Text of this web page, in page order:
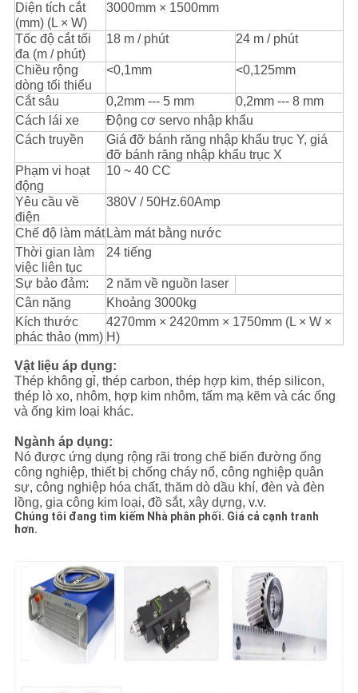
Diện tích cắt
(mm) (L × W)
3000mm × 1500mm
Tốc độ cắt tối
đa (m / phút)
18 m / phút 24 m / phút
Chiều rộng
dòng tối thiểu
<0,1mm <0,125mm
Cắt sâu 0,2mm --- 5 mm
0,2mm --- 8 mm
Cách lái xe
Động cơ servo nhập khẩu
Cách truyền
Giá đỡ bánh răng nhập khẩu trục Y, giá
đỡ bánh răng nhập khẩu trục X
Phạm vi hoạt
động
10 ~ 40 CC
Yêu cầu về
điện
380V / 50Hz.60Amp
Chế độ làm mát Làm mát bằng nước
Thời gian làm
việc liên tục
24 tiếng
Sự bảo đảm:
2 năm về nguồn laser
Cân nặng
Khoảng 3000kg
Kích thước
phác thảo (mm)
4270mm × 2420mm × 1750mm (L × W ×
H)
Vật liệu áp dụng:
Thép không gỉ, thép carbon, thép hợp kim, thép silicon,
thép lò xo, nhôm, hợp kim nhôm, tấm mạ kẽm và các ống
và ống kim loại khác.
Ngành áp dụng:
Nó được ứng dụng rộng rãi trong chế biến đường ống
công nghiệp, thiết bị chống cháy nổ, công nghiệp quân
sự, công nghiệp hóa chất, thăm dò dầu khí, đèn và đèn
lồng, gia công kim loại, đồ sắt, xây dựng, v.v.
Chúng tôi đang tìm kiếm Nhà phân phối. Giá cả cạnh tranh
hơn.